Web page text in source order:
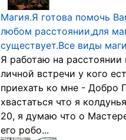
Магия.Я готова помочь
любом расстоянии,для
существует.Все виды
Я работаю на
личной встречи у кого
приехать ко мне - Добро
хвастаться что я
20, я думаю что о
его робо...